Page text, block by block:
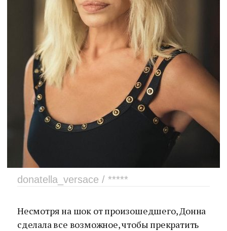
donatella_versace / *****
Несмотря на шок от произошедшего, Донна
сделала все возможное, чтобы прекратить